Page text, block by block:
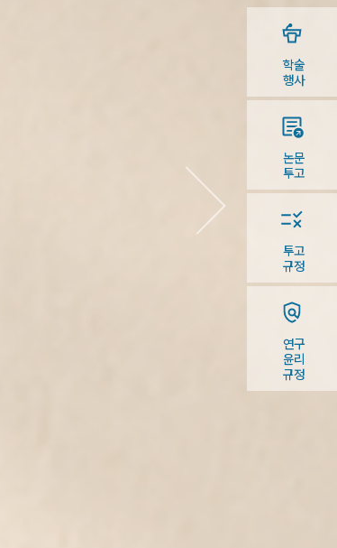
학술
행사
논문
투고
투고
규정
연구
윤리
규정